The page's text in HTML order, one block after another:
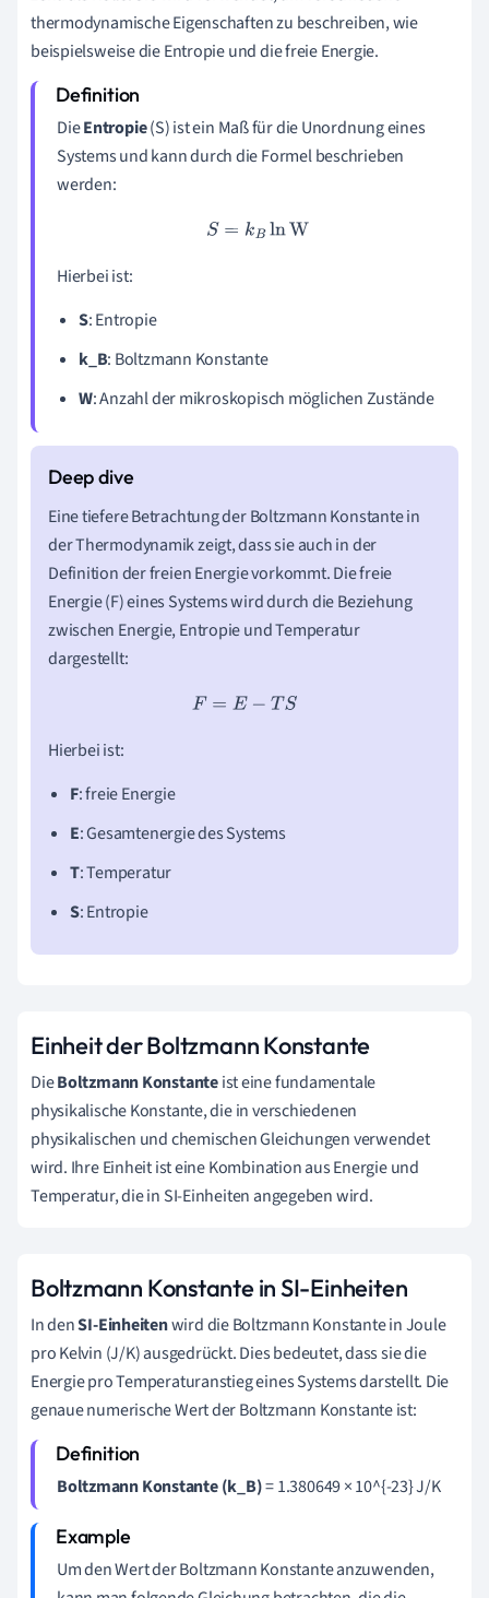
thermodynamische Eigenschaften zu beschreiben, wie
beispielsweise die Entropie und die freie Energie.
DieEntropie(S) ist ein Maß für die Unordnung eines
Systems und kann durch die Formel beschrieben
werden:
S= kBlnW
Hierbei ist:
S: Entropie
k_B: Boltzmann Konstante
W: Anzahl der mikroskopisch möglichen Zustände
Eine tiefere Betrachtung der Boltzmann Konstante in
der Thermodynamik zeigt, dass sie auch in der
Definition der freien Energie vorkommt. Die freie
Energie (F) eines Systems wird durch die Beziehung
zwischen Energie, Entropie und Temperatur
dargestellt:
F =E− TS
Hierbei ist:
F: freie Energie
E: Gesamtenergie des Systems
T: Temperatur
S: Entropie
Einheit der Boltzmann Konstante
DieBoltzmann Konstanteist eine fundamentale
physikalische Konstante, die in verschiedenen
physikalischen und chemischen Gleichungen verwendet
wird. Ihre Einheit ist eine Kombination aus Energie und
Temperatur, die in SI-Einheiten angegeben wird.
Boltzmann Konstante in SI-Einheiten
In denSI-Einheitenwird die Boltzmann Konstante in Joule
pro Kelvin (J/K) ausgedrückt. Dies bedeutet, dass sie die
Energie pro Temperaturanstieg eines Systems darstellt. Die
genaue numerische Wert der Boltzmann Konstante ist:
Boltzmann Konstante (k_B)= 1.380649 × 10^{-23} J/K
Um den Wert der Boltzmann Konstante anzuwenden,